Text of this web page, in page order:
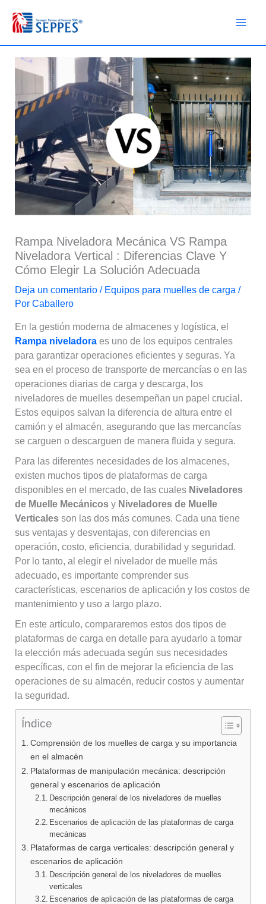
contenido
Rampa Niveladora Mecánica VS Rampa
Niveladora Vertical : Diferencias Clave Y
Cómo Elegir La Solución Adecuada
Deja un comentario / Equipos para muelles de carga /
Por Caballero
En la gestión moderna de almacenes y logística, el
Rampa niveladoraes uno de los equipos centrales
para garantizar operaciones eficientes y seguras. Ya
sea en el proceso de transporte de mercancías o en las
operaciones diarias de carga y descarga, los
niveladores de muelles desempeñan un papel crucial.
Estos equipos salvan la diferencia de altura entre el
camión y el almacén, asegurando que las mercancías
se carguen o descarguen de manera fluida y segura.
Para las diferentes necesidades de los almacenes,
existen muchos tipos de plataformas de carga
disponibles en el mercado, de las cuales Niveladores
de Muelle Mecánicosy Niveladores de Muelle
Verticalesson las dos más comunes. Cada una tiene
sus ventajas y desventajas, con diferencias en
operación, costo, eficiencia, durabilidad y seguridad.
Por lo tanto, al elegir el nivelador de muelle más
adecuado, es importante comprender sus
características, escenarios de aplicación y los costos de
mantenimiento y uso a largo plazo.
En este artículo, compararemos estos dos tipos de
plataformas de carga en detalle para ayudarlo a tomar
la elección más adecuada según sus necesidades
específicas, con el fin de mejorar la eficiencia de las
operaciones de su almacén, reducir costos y aumentar
la seguridad.
Índice
Comprensión de los muelles de carga y su importancia
en el almacén
Plataformas de manipulación mecánica: descripción
general y escenarios de aplicación
Descripción general de los niveladores de muelles
mecánicos
Escenarios de aplicación de las plataformas de carga
mecánicas
Plataformas de carga verticales: descripción general y
escenarios de aplicación
Descripción general de los niveladores de muelles
verticales
Escenarios de aplicación de las plataformas de carga